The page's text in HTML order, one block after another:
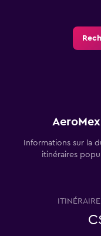
Informations sur la
itinéraires